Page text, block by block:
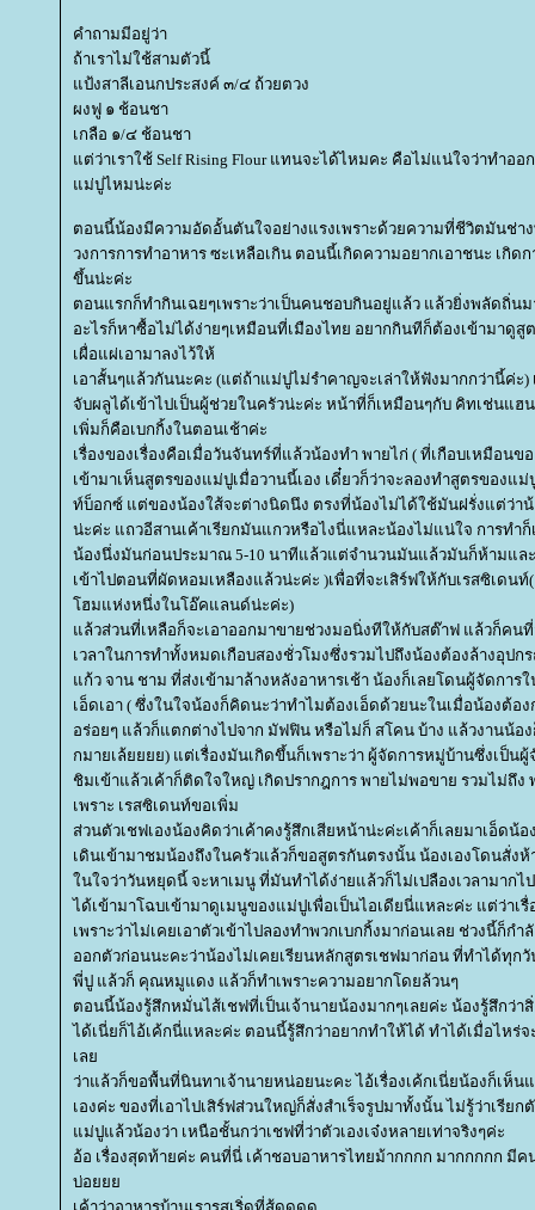
คำถามมีอยู่ว่า
ถ้าเราไม่ใช้สามตัวนี้
ป้งสาลีเอนกประสงค์ ๓/๔ ถ้วยตวง
ผงฟู ๑ ช้อนชา
เกลือ ๑/๔ ช้อนชา
ต่ว่าเราใช้ Self Rising Flour แทนจะได้ไหมคะ คือไม่แน่ใจว่าทำอ
ม่ปูไหมน่ะค่ะ
ตอนนี้น้องมีความอัดอั้นตันใจอย่างแรงเพราะด้วยความที่ชีวิตมันช่า
วงการการทำอาหาร ซะเหลือเกิน ตอนนี้เกิดความอยากเอาชนะ เกิด
ขึ้นน่ะค่ะ
ตอนแรกก็ทำกินเฉยๆเพราะว่าเป็นคนชอบกินอยู่แล้ว แล้วยิ่งพลัดถิ่น
อะไรก็หาซื้อไม่ได้ง่ายๆเหมือนที่เมืองไทย อยากกินทีก็ต้องเข้ามาดู
เผื่อแผ่เอามาลงไว้ให้
เอาสั้นๆแล้วกันนะคะ (แต่ถ้าแม่ปูไม่รำคาญจะเล่าให้ฟังมากกว่านี้ค่ะ
จับผลูได้เข้าไปเป็นผู้ช่วยในครัวน่ะค่ะ หน้าที่ก็เหมือนๆกับ คิทเช่นแฮ
เพิ่มก็คือเบกกิ้งในตอนเช้าค่ะ
เรื่องของเรื่องคือเมื่อวันจันทร์ที่แล้วน้องทำ พายไก่ ( ที่เกือบเหมือนข
เข้ามาเห็นสูตรของแม่ปูเมื่อวานนี้เอง เดี๋ยวก็ว่าจะลองทำสูตรของแ
ท์บ็อกซ์ แต่ของน้องใส้จะต่างนิดนึง ตรงที่น้องไม่ได้ใช้มันฝรั่งแต่ว่าน้
น่ะค่ะ แถวอีสานเค้าเรียกมันแกวหรือไงนี่แหละน้องไม่แน่ใจ การทำ
น้องนึ่งมันก่อนประมาณ 5-10 นาทีแล้วแต่จำนวนมันแล้วมันก็ห้ามแล
เข้าไปตอนที่ผัดหอมเหลืองแล้วน่ะค่ะ )เพื่อที่จะเสิร์ฟให้กับเรสซิเดนท์
ฮมแห่งหนึ่งในโอ๊คแลนด์น่ะค่ะ)
ล้วส่วนที่เหลือก็จะเอาออกมาขายช่วงมอนิ่งทีให้กับสต๊าฟ แล้วก็คน
เวลาในการทำทั้งหมดเกือบสองชั่วโมงซึ่งรวมไปถึงน้องต้องล้างอุป
ก้ว จาน ชาม ที่ส่งเข้ามาล้างหลังอาหารเช้า น้องก็เลยโดนผู้จัดการ
เอ็ดเอา ( ซึ่งในใจน้องก็คิดนะว่าทำไมต้องเอ็ดด้วยนะในเมื่อน้องต้อ
อร่อยๆ แล้วก็แตกต่างไปจาก มัฟฟิน หรือไม่ก็ สโคน บ้าง แล้วงานน้อ
กมายเล้ยยยย) แต่เรื่องมันเกิดขึ้นก็เพราะว่า ผู้จัดการหมู่บ้านซึ่งเป็น
ชิมเข้าแล้วเค้าก็ติดใจใหญ่ เกิดปรากฎการ พายไม่พอขาย รวมไม่ถึ
เพราะ เรสซิเดนท์ขอเพิ่ม
ส่วนตัวเชฟเองน้องคิดว่าเค้าคงรู้สึกเสียหน้าน่ะค่ะเค้าก็เลยมาเอ็ดน้อ
เดินเข้ามาชมน้องถึงในครัวแล้วก็ขอสูตรกันตรงนั้น น้องเองโดนสั่ง
นใจว่าวันหยุดนี้ จะหาเมนู ที่มันทำได้ง่ายแล้วก็ไม่เปลืองเวลามาก
ได้เข้ามาโฉบเข้ามาดูเมนูของแม่ปูเพื่อเป็นไอเดียนี่แหละค่ะ แต่ว่าเ
เพราะว่าไม่เคยเอาตัวเข้าไปลองทำพวกเบกกิ้งมาก่อนเลย ช่วงนี้ก็กำ
ออกตัวก่อนนะคะว่าน้องไม่เคยเรียนหลักสูตรเชฟมาก่อน ที่ทำได้ทุก
พี่ปู แล้วก็ คุณหมูแดง แล้วก็ทำเพราะความอยากโดยล้วนๆ
ตอนนี้น้องรู้สึกหมั่นไส้เชฟที่เป็นเจ้านายน้องมากๆเลยค่ะ น้องรู้สึกว่า
ได้เนี่ยก็ไอ้เค้กนี่แหละค่ะ ตอนนี้รู้สึกว่าอยากทำให้ได้ ทำได้เมื่อไหร่
เล
ว่าแล้วก็ขอพื้นที่นินทาเจ้านายหน่อยนะคะ ไอ้เรื่องเค้กเนี่ยน้องก็เห็น
เองค่ะ ของที่เอาไปเสิร์ฟส่วนใหญ่ก็สั่งสำเร็จรูปมาทั้งนั้น ไม่รู้ว่าเรียก
ม่ปูแล้วน้องว่า เหนือชั้นกว่าเชฟที่ว่าตัวเองเจ๋งหลายเท่าจริงๆค่ะ
อ้อ เรื่องสุดท้ายค่ะ คนที่นี่ เค้าชอบอาหารไทยม้ากกกก มากกกก
บ่อ